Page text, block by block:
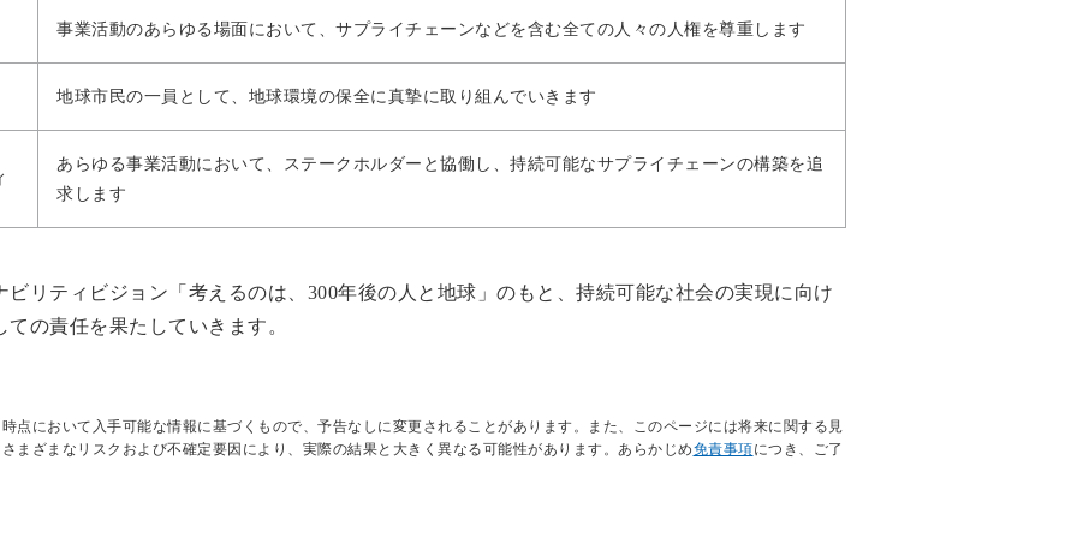
事業活動のあらゆる場面において、サプライチェーンなどを含む全ての人々の人権を尊重します
地球市民の一員として、地球環境の保全に真摯に取り組んでいきます
あらゆる事業活動において、ステークホルダーと協働し、持続可能なサプライチェーンの構築を追
求します
リティビジョン「考えるのは、300年後の人と地球」のもと、持続可能な社会の実現に向け
の責任を果たしていきます。
点において入手可能な情報に基づくもので、予告なしに変更されることがあります。また、このページには将来に関する見
まざまなリスクおよび不確定要因により、実際の結果と大きく異なる可能性があります。あらかじめ免責事項につき、ご了